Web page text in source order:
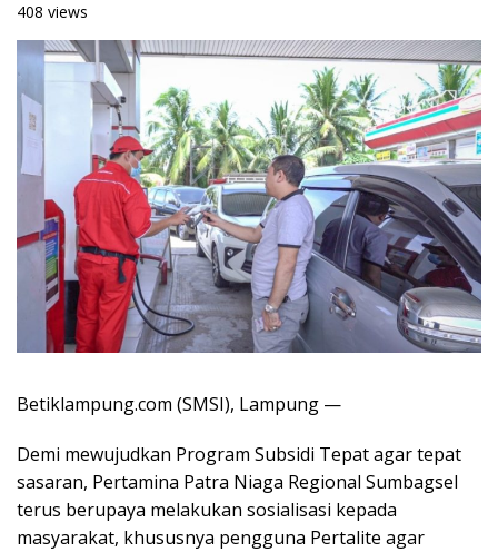
408 views
Betiklampung.com (SMSI), Lampung —
Demi mewujudkan Program Subsidi Tepat agar tepat
sasaran, Pertamina Patra Niaga Regional Sumbagsel
terus berupaya melakukan sosialisasi kepada
masyarakat, khususnya pengguna Pertalite agar